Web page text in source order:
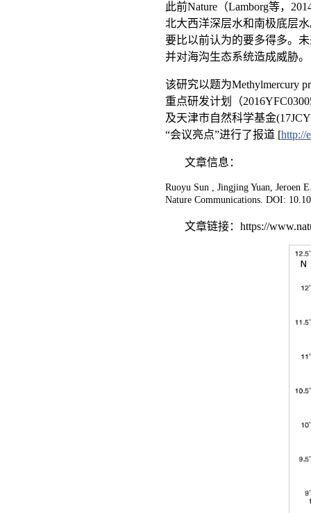
此前Nature（Lamborg等，
北大西洋深层水和南极底层
要比以前认为的要多得多。
并对海沟生态系统造成威胁。
该研究以题为Methylmercury
重点研发计划（
及天津市自然科学基金
“会议亮点”进行了报道 [http://
文章信息：
Ruoyu Sun , Jingjing Yuan, Jeroen
Nature Communications. DOI:
文章链接：https://